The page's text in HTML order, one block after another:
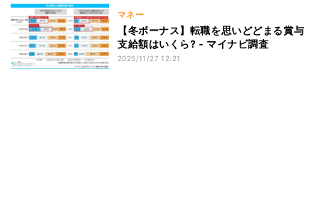
マネー
【冬ボーナス】転職を思いどどまる賞与
支給額はいくら? - マイナビ調査
2025/11/27 12:21